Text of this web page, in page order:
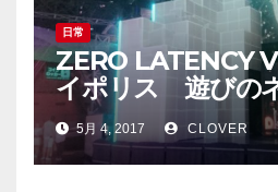
日常
ZERO LATENCY
イポリス 遊びの
ぞ！
5月 4, 2017 CLOVER